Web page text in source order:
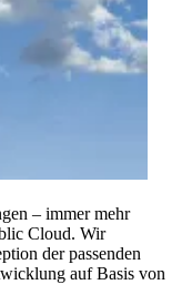
– immer mehr
Cloud. Wir
der passenden
auf Basis von